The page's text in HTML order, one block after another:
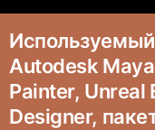
Autodesk
Painter, Unreal
Designer,